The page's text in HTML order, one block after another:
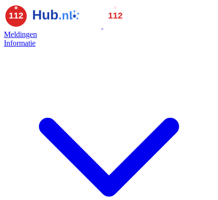
Meldingen
Informatie